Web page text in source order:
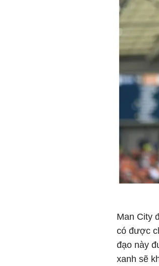
Man City
có được
đạo này
xanh sẽ